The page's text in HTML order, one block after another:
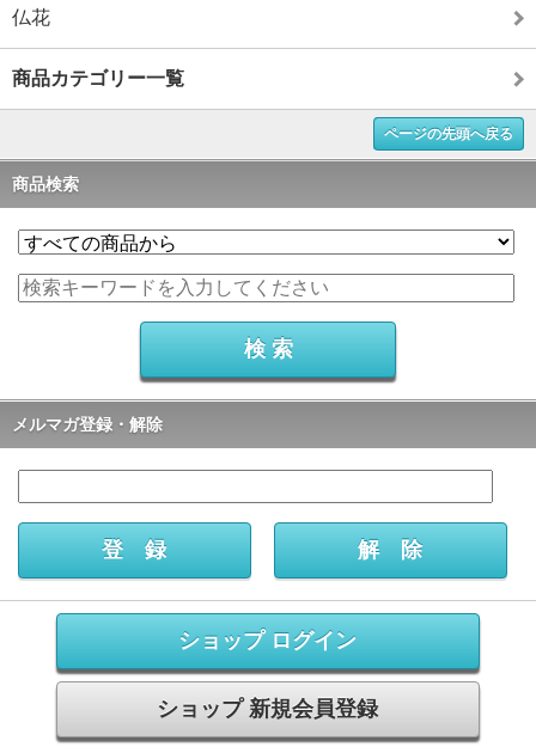
仏花
商品カテゴリー一覧
ページの先頭へ戻る
商品検索
メルマガ登録・解除
ショップ ログイン
ショップ 新規会員登録